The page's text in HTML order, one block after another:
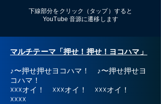
​下線部分をクリック（タップ）すると
YouTube 音源に遷移します
​マルチテーマ「押せ！押せ！ヨコハマ」
♪〜押せ押せヨコハマ！ ♪〜押せ押せヨ
コハマ！
☓☓☓オイ！ ☓☓☓オイ！ ☓☓☓オイ！
☓☓☓☓